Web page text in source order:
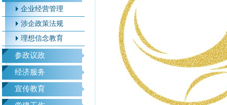
企业经营管理
涉企政策法规
理想信念教育
参政议政
经济服务
宣传教育